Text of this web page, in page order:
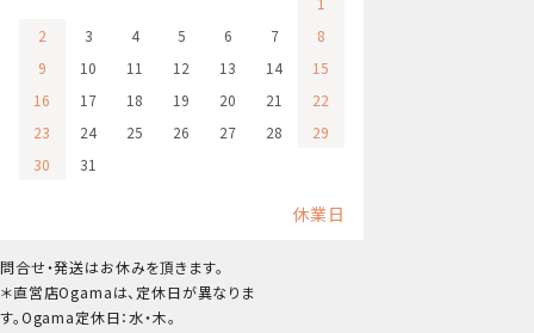
2
3 4 5 6 7
8
9
10 11 12 13 14
15
16
17 18 19 20 21
22
23
24 25 26 27 28
29
30
31
休業日
問合せ・発送はお休みを頂きます。
＊直営店Ogamaは、定休日が異なりま
す。Ogama定休日：水・木。